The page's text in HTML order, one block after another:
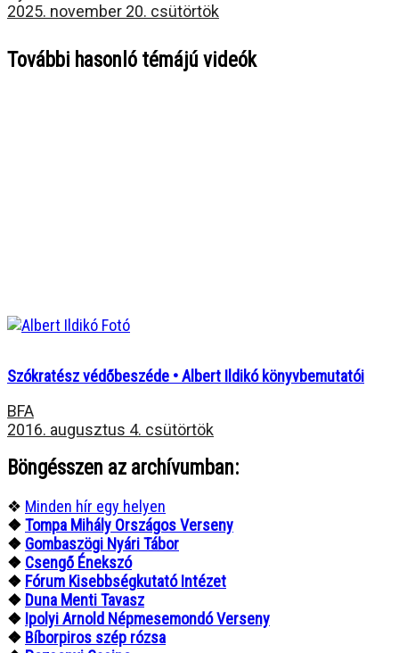
2025. november 20. csütörtök
További hasonló témájú videók
Szókratész védőbeszéde • Albert Ildikó könyvbemutatói
BFA
2016. augusztus 4. csütörtök
Böngésszen az archívumban:
❖ Minden hír egy helyen
❖Tompa Mihály Országos Verseny
❖ Gombaszögi Nyári Tábor
❖ Csengő Énekszó
❖ Fórum Kisebbségkutató Intézet
❖ Duna Menti Tavasz
❖ Ipolyi Arnold Népmesemondó Verseny
❖ Bíborpiros szép rózsa